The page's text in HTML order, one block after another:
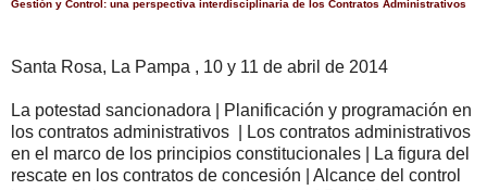
Gestión y Control: una perspectiva interdisciplinaria de los Contratos Administrativos
Santa Rosa, La Pampa , 10 y 11 de abril de 2014
La potestad sancionadora | Planificación y programación en
los contratos administrativos | Los contratos administrativos
en el marco de los principios constitucionales | La figura del
rescate en los contratos de concesión | Alcance del control